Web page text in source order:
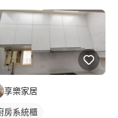
享樂家居
房系統櫃